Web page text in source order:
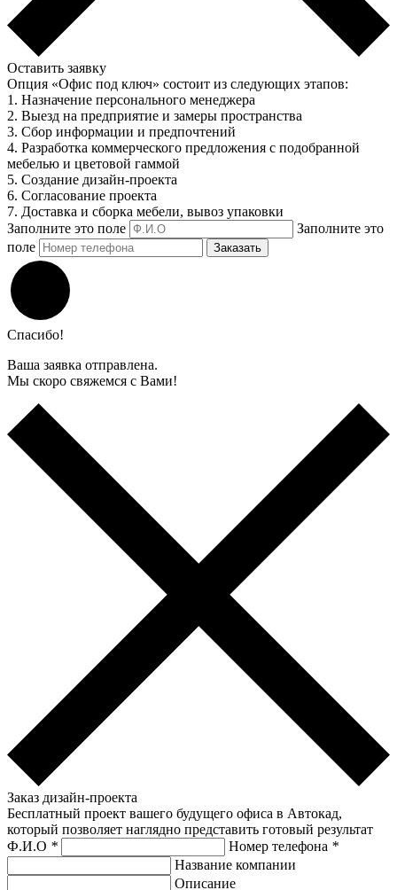
Оставить заявку
Опция «Офис под ключ» состоит из следующих этапов:
1. Назначение персонального менеджера
2. Выезд на предприятие и замеры пространства
3. Сбор информации и предпочтений
4. Разработка коммерческого предложения с подобранной
мебелью и цветовой гаммой
5. Создание дизайн-проекта
6. Согласование проекта
7. Доставка и сборка мебели, вывоз упаковки
Заполните это поле
Заполните это
поле
Заказать
Спасибо!
Ваша заявка отправлена.
Мы скоро свяжемся с Вами!
Заказ дизайн-проекта
Бесплатный проект вашего будущего офиса в Автокад,
который позволяет наглядно представить готовый результат
Ф.И.О * Номер телефона *
Название компании
Описание